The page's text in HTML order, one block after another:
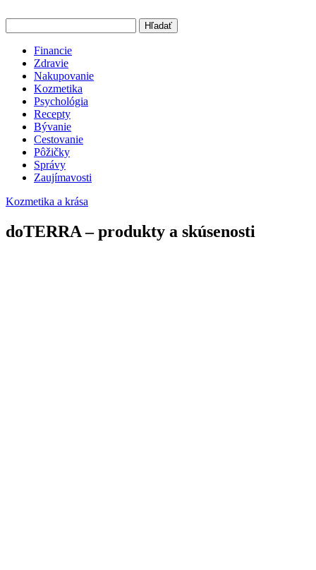
Hľadať
Financie
Zdravie
Nakupovanie
Kozmetika
Psychológia
Recepty
Bývanie
Cestovanie
Pôžičky
Správy
Zaujímavosti
Kozmetika a krása
doTERRA – produkty a skúsenosti